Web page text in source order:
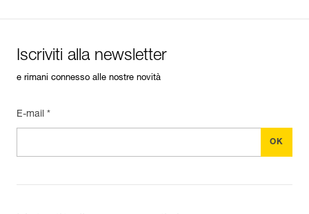
Iscriviti alla newsletter
e rimani connesso alle nostre novità
E-mail *